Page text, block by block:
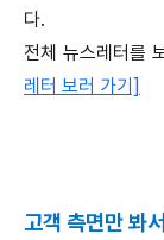
다.
전체 뉴스레터를
레터 보러 가기]
고객 측면만 봐